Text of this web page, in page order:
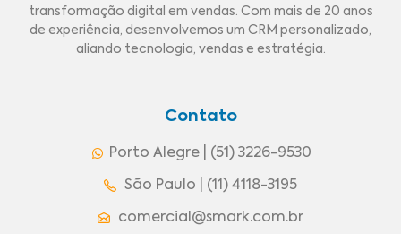
transformação digital em vendas. Com mais de 20 anos
de experiência, desenvolvemos um CRM personalizado,
aliando tecnologia, vendas e estratégia.
Contato
Porto Alegre | (51) 3226-9530
São Paulo | (11) 4118-3195
comercial@smark.com.br